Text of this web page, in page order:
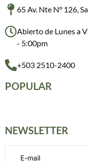
65 Av. Nte N° 126,
Abierto de Lunes a
- 5:00pm
+503 2510-2400
POPULAR
NEWSLETTER